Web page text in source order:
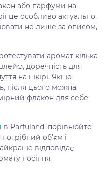
або парфуми на
це особливо актуально,
не лише за описом,
аромат кілька
доречність для
на шкірі. Якщо
після цього можна
флакон для себе
в Parfuland, порівнюйте
об’єм і
відповідає
носіння.